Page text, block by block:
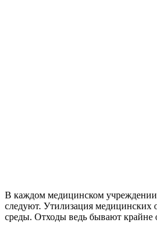
В каждом медицинском учреждении
следуют. Утилизация медицинских
среды. Отходы ведь бывают крайне